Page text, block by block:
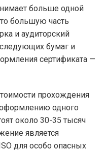
больше одной
большую часть
и аудиторский
бумаг и
сертификата —
прохождения
одного
около 30-35 тысяч
является
для особо опасных